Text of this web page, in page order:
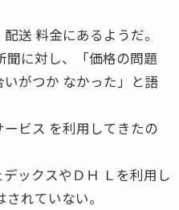
送 料金にあるようだ。
聞に対し、「価格の問題
がつか なかった」と語
ビス を利用してきたの
ックスやＤＨ Ｌを利用し
れていない。